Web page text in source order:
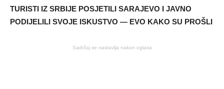
TURISTI IZ SRBIJE POSJETILI SARAJEVO I JAVNO
PODIJELILI SVOJE ISKUSTVO — EVO KAKO SU PROŠLI
Sadržaj se nastavlja nakon oglasa